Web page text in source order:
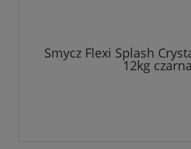
Smycz Flexi Splash
12kg czarna